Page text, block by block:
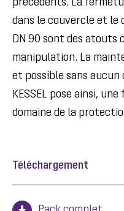
précédents. La
dans le couvercle et le
DN 90 sont des atouts
manipulation. La
et possible sans aucun
KESSEL pose ainsi,
domaine de la
Téléchargement